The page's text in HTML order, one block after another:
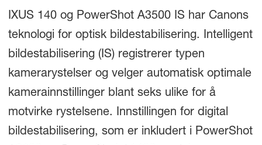
IXUS 140 og PowerShot A3500 IS har Canons
teknologi for optisk bildestabilisering. Intelligent
bildestabilisering (IS) registrerer typen
kamerarystelser og velger automatisk optimale
kamerainnstillinger blant seks ulike for å
motvirke rystelsene. Innstillingen for digital
bildestabilisering, som er inkludert i PowerShot